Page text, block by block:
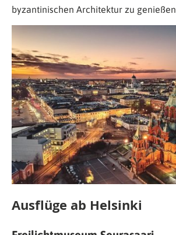
byzantinischen Architektur zu
Ausflüge ab Helsinki